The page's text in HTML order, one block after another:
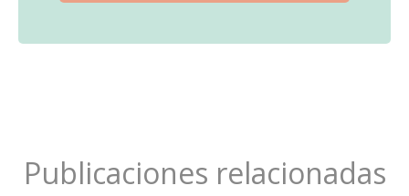
Publicaciones relacionadas